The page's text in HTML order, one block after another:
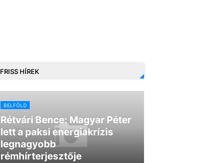
FRISS HÍREK
BELFÖLD
Rétvári Bence: Magyar Péter
lett a paksi energiakrízis
legnagyobb
rémhírterjesztője